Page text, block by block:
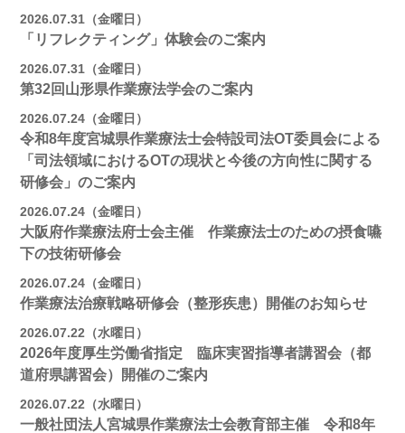
2026.07.31（金曜日）
「リフレクティング」体験会のご案内
2026.07.31（金曜日）
第32回山形県作業療法学会のご案内
2026.07.24（金曜日）
令和8年度宮城県作業療法士会特設司法OT委員会による
「司法領域におけるOTの現状と今後の方向性に関する
研修会」のご案内
2026.07.24（金曜日）
大阪府作業療法府士会主催 作業療法士のための摂食嚥
下の技術研修会
2026.07.24（金曜日）
作業療法治療戦略研修会（整形疾患）開催のお知らせ
2026.07.22（水曜日）
2026年度厚生労働省指定 臨床実習指導者講習会（都
道府県講習会）開催のご案内
2026.07.22（水曜日）
一般社団法人宮城県作業療法士会教育部主催 令和8年